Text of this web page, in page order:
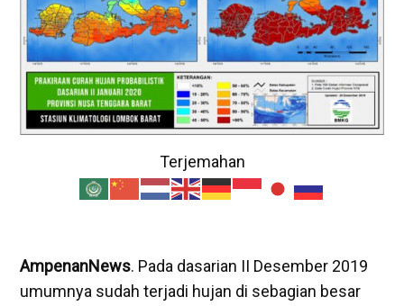
Terjemahan
AmpenanNews. Pada dasarian II Desember 2019
umumnya sudah terjadi hujan di sebagian besar